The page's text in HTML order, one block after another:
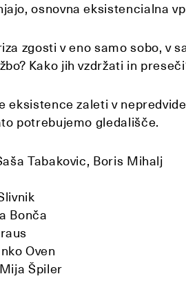
osnovna eksistencialna
zgosti v eno samo sobo, v
Kako jih vzdržati in
eksistence zaleti v
potrebujemo gledališče.
Tabakovic, Boris Mihalj
Bonča
Oven
Špiler